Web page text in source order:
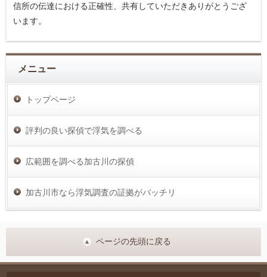
信所の伝達における正確性、共有していただきありがとうござ
います。
メニュー
トップページ
評判の良い探偵で浮気を調べる
広範囲を調べる加古川の探偵
加古川市なら浮気調査の証拠がバッチリ
ページの先頭に戻る